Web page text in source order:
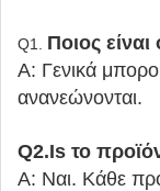
Q1. Ποιος
Α: Γενικά
ανανεώνονται.
Q2.Is το
Α: Ναι. Κάθε